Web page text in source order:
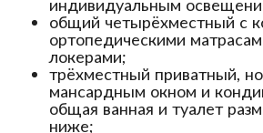
индивидуальным
общий четырёхместный с
ортопедическими
локерами;
трёхместный приватный,
мансардным окном и
общая ванная и туалет
ниже;